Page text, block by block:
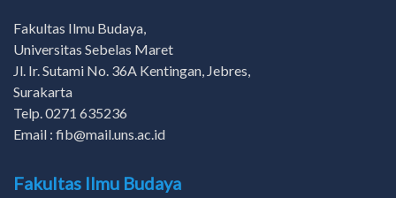
Fakultas Ilmu Budaya,
Universitas Sebelas Maret
Jl. Ir. Sutami No. 36A Kentingan, Jebres,
Surakarta
Telp. 0271 635236
Email : fib@mail.uns.ac.id
Fakultas Ilmu Budaya